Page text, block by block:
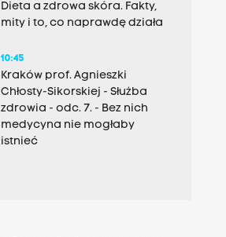
Dieta a zdrowa skóra. Fakty,
mity i to, co naprawdę działa
10:45
Kraków prof. Agnieszki
Chłosty-Sikorskiej - Służba
zdrowia - odc. 7. - Bez nich
medycyna nie mogłaby
istnieć